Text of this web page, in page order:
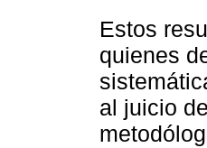
Estos
quienes
al juicio